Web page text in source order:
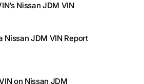
Nissan JDM VIN
Nissan JDM VIN Report
on Nissan JDM